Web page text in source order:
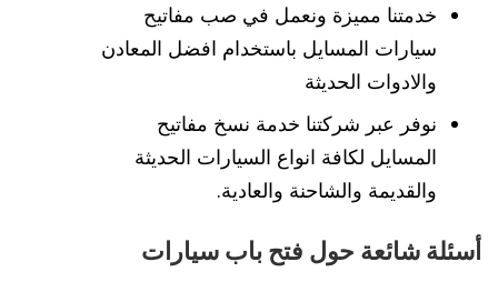
خدمتنا مميزة ونعمل في صب مفاتيح
سيارات المسايل باستخدام افضل المعادن
والادوات الحديثة
نوفر عبر شركتنا خدمة نسخ مفاتيح
المسايل لكافة انواع السيارات الحديثة
والقديمة والشاحنة والعادية.
أسئلة شائعة حول فتح باب سيارات